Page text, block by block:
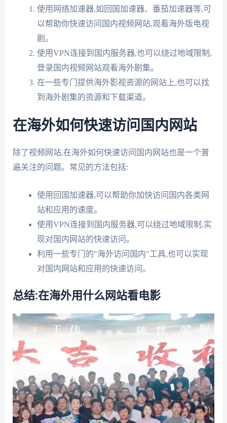
使用网络加速器,如回国加速器、番茄加速器等,可
以帮助你快速访问国内视频网站,观看海外版电视
剧。
使用VPN连接到国内服务器,也可以绕过地域限制,
登录国内视频网站观看海外剧集。
在一些专门提供海外影视资源的网站上,也可以找
到海外剧集的资源和下载渠道。
在海外如何快速访问国内网站
除了视频网站,在海外如何快速访问国内网站也是一个普
遍关注的问题。常见的方法包括:
使用回国加速器,可以帮助你加快访问国内各类网
站和应用的速度。
使用VPN连接到国内服务器,可以绕过地域限制,实
现对国内网站的快速访问。
利用一些专门的"海外访问国内"工具,也可以实现
对国内网站和应用的快速访问。
总结:在海外用什么网站看电影